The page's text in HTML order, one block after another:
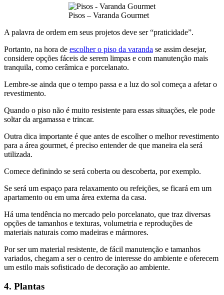
Pisos – Varanda Gourmet
A palavra de ordem em seus projetos deve ser “praticidade”.
Portanto, na hora de escolher o piso da varanda se assim desejar,
considere opções fáceis de serem limpas e com manutenção mais
tranquila, como cerâmica e porcelanato.
Lembre-se ainda que o tempo passa e a luz do sol começa a afetar o
revestimento.
Quando o piso não é muito resistente para essas situações, ele pode
soltar da argamassa e trincar.
Outra dica importante é que antes de escolher o melhor revestimento
para a área gourmet, é preciso entender de que maneira ela será
utilizada.
Comece definindo se será coberta ou descoberta, por exemplo.
Se será um espaço para relaxamento ou refeições, se ficará em um
apartamento ou em uma área externa da casa.
Há uma tendência no mercado pelo porcelanato, que traz diversas
opções de tamanhos e texturas, volumetria e reproduções de
materiais naturais como madeiras e mármores.
Por ser um material resistente, de fácil manutenção e tamanhos
variados, chegam a ser o centro de interesse do ambiente e oferecem
um estilo mais sofisticado de decoração ao ambiente.
4. Plantas